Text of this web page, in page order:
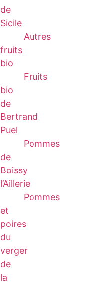
de
Sicile
Autres
fruits
bio
Fruits
bio
de
Bertrand
Puel
Pommes
de
Boissy
l’Aillerie
Pommes
et
poires
du
verger
de
la